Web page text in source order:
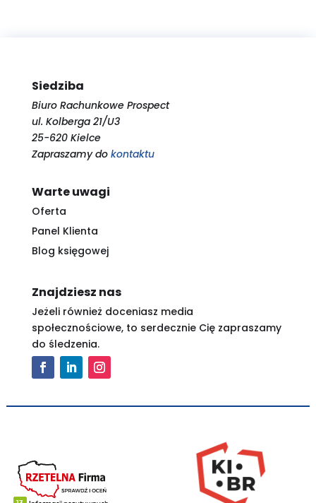
Siedziba
Biuro Rachunkowe Prospect
ul. Kolberga 21/U3
25-620 Kielce
Zapraszamy do kontaktu
Warte uwagi
Oferta
Panel Klienta
Blog księgowej
Znajdziesz nas
Jeżeli również doceniasz media
społecznościowe, to serdecznie Cię zapraszamy
do śledzenia.